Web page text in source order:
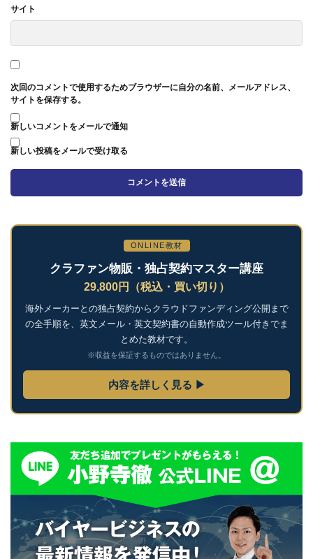
サイト
次回のコメントで使用するためブラウザーに自分の名前、メールアドレス、
サイトを保存する。
新しいコメントをメールで通知
新しい投稿をメールで受け取る
ONLINE教材
クラファン物販・独占契約マスター講座
29,800円（税込・買い切り）
海外メーカーとの独占契約からクラウドファンディング公開まで
の全手順を、英文メール・英文契約書の自動作成ツール付きでま
とめた教材です。
※収益を保証するものではありません。
内容を詳しく見る ▶